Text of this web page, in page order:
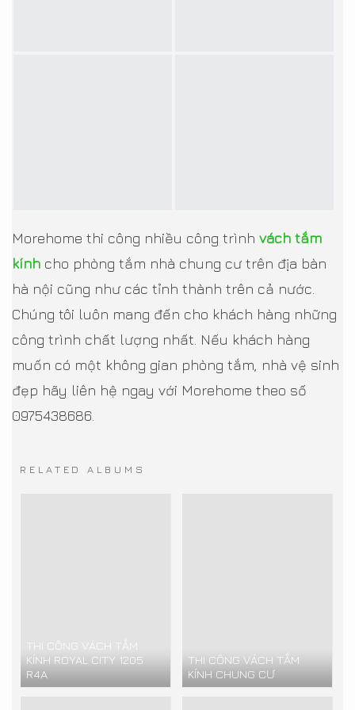
Morehome thi công nhiều công trình vách tắm
kính cho phòng tắm nhà chung cư trên địa bàn
hà nội cũng như các tỉnh thành trên cả nước.
Chúng tôi luôn mang đến cho khách hàng những
công trình chất lượng nhất. Nếu khách hàng
muốn có một không gian phòng tắm, nhà vệ sinh
đẹp hãy liên hệ ngay với Morehome theo số
0975438686.
RELATED ALBUMS
THI CÔNG VÁCH TẮM
KÍNH ROYAL CITY 1205
R4A
THI CÔNG VÁCH TẮM
KÍNH CHUNG CƯ